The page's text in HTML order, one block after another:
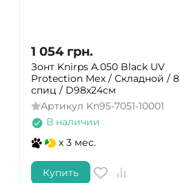
1 054 грн.
Зонт Knirps A.050 Black UV
Protection Мех / Складной / 8
спиц / D98x24см
Артикул Kn95-7051-10001
В наличии
x 3 мес.
Купить